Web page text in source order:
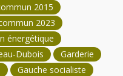
2015
2023
énergétique
Dubois
Garderie
Gauche socialiste